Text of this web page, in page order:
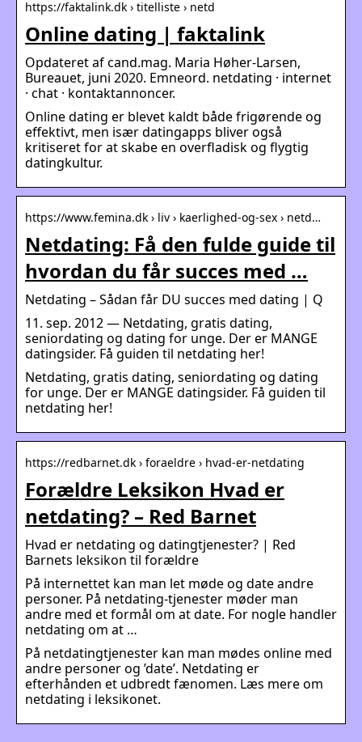
https://faktalink.dk › titelliste › netd
Online dating | faktalink
Opdateret af cand.mag. Maria Høher-Larsen,
Bureauet, juni 2020. Emneord. netdating · internet
· chat · kontaktannoncer.
Online dating er blevet kaldt både frigørende og
effektivt, men især datingapps bliver også
kritiseret for at skabe en overfladisk og flygtig
datingkultur.
https://www.femina.dk › liv › kaerlighed-og-sex › netd…
Netdating: Få den fulde guide til
hvordan du får succes med …
Netdating – Sådan får DU succes med dating | Q
11. sep. 2012 — Netdating, gratis dating,
seniordating og dating for unge. Der er MANGE
datingsider. Få guiden til netdating her!
Netdating, gratis dating, seniordating og dating
for unge. Der er MANGE datingsider. Få guiden til
netdating her!
https://redbarnet.dk › foraeldre › hvad-er-netdating
Forældre Leksikon Hvad er
netdating? – Red Barnet
Hvad er netdating og datingtjenester? | Red
Barnets leksikon til forældre
På internettet kan man let møde og date andre
personer. På netdating-tjenester møder man
andre med et formål om at date. For nogle handler
netdating om at …
På netdatingtjenester kan man mødes online med
andre personer og ’date’. Netdating er
efterhånden et udbredt fænomen. Læs mere om
netdating i leksikonet.